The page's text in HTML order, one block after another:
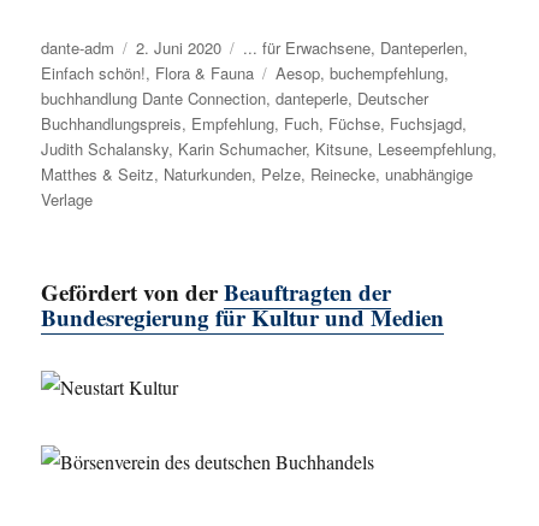
Autor
dante-adm
Veröffentlicht
am
2. Juni 2020 Kategorien
... für Erwachsene, Danteperlen,
Einfach schön!, Flora & Fauna Schlagwörter
Aesop,buchempfehlung,
buchhandlung Dante Connection,danteperle, Deutscher
Buchhandlungspreis, Empfehlung, Fuch, Füchse, Fuchsjagd,
Judith Schalansky, Karin Schumacher, Kitsune, Leseempfehlung,
Matthes & Seitz, Naturkunden, Pelze, Reinecke, unabhängige
Verlage
Gefördert von derBeauftragten der
Bundesregierung für Kultur und Medien